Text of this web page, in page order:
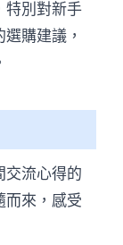
特別對新手
購建議，
交流心得的
而來，感受